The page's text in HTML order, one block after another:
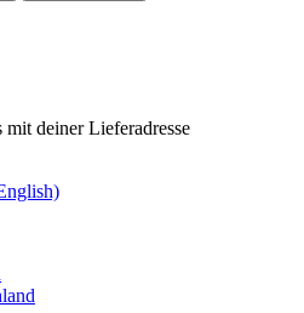
mit deiner Lieferadresse